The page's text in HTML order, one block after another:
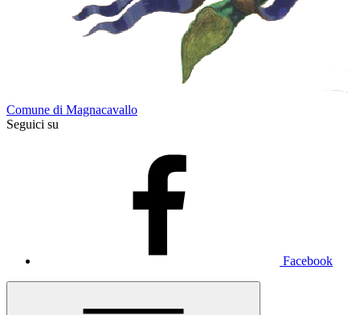
Comune di Magnacavallo
Seguici su
Facebook